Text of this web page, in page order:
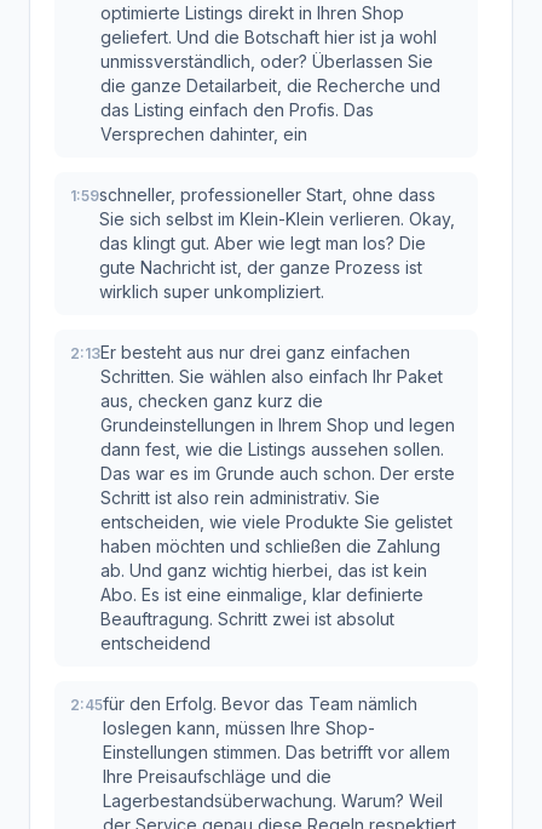
optimierte Listings direkt in Ihren Shop
geliefert. Und die Botschaft hier ist ja wohl
unmissverständlich, oder? Überlassen Sie
die ganze Detailarbeit, die Recherche und
das Listing einfach den Profis. Das
Versprechen dahinter, ein
1:59schneller, professioneller Start, ohne dass
Sie sich selbst im Klein-Klein verlieren. Okay,
das klingt gut. Aber wie legt man los? Die
gute Nachricht ist, der ganze Prozess ist
wirklich super unkompliziert.
2:13Er besteht aus nur drei ganz einfachen
Schritten. Sie wählen also einfach Ihr Paket
aus, checken ganz kurz die
Grundeinstellungen in Ihrem Shop und legen
dann fest, wie die Listings aussehen sollen.
Das war es im Grunde auch schon. Der erste
Schritt ist also rein administrativ. Sie
entscheiden, wie viele Produkte Sie gelistet
haben möchten und schließen die Zahlung
ab. Und ganz wichtig hierbei, das ist kein
Abo. Es ist eine einmalige, klar definierte
Beauftragung. Schritt zwei ist absolut
entscheidend
2:45für den Erfolg. Bevor das Team nämlich
loslegen kann, müssen Ihre Shop-
Einstellungen stimmen. Das betrifft vor allem
Ihre Preisaufschläge und die
Lagerbestandsüberwachung. Warum? Weil
der Service genau diese Regeln respektiert.